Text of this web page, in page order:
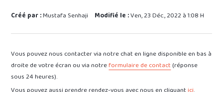
Créé par :Mustafa Senhaji Modifié le :Ven, 23 Déc., 2022 à 1:08 H
Vous pouvez nous contacter via notre chat en ligne disponible en bas à
droite de votre écran ou via notreformulaire de contact (réponse
sous 24 heures).